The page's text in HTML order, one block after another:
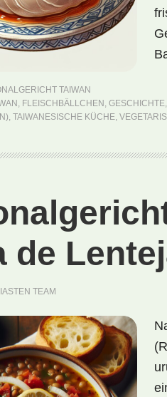
TAIWAN
, FLEISCHBÄLLCHEN , GESCHICHTE,
, TAIWANESISCHE KÜCHE,
de
TEAM